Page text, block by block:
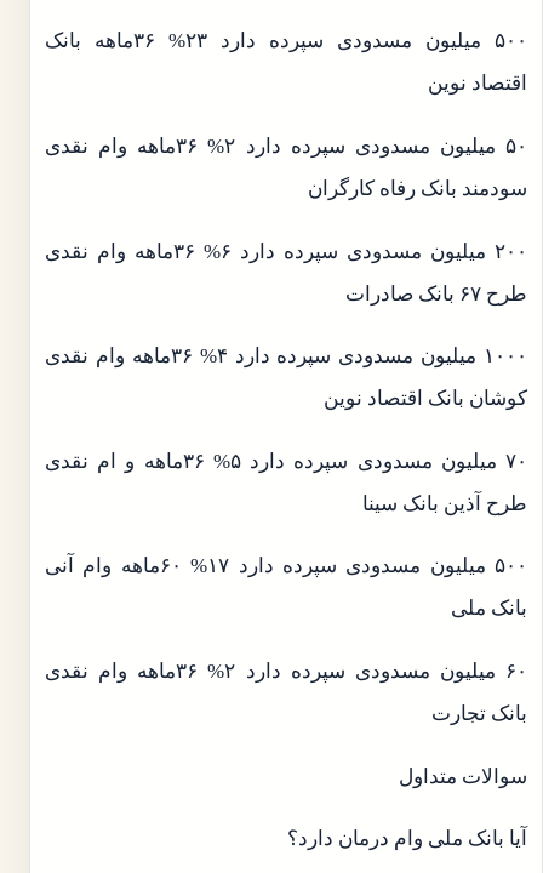
۵۰۰ میلیون مسدودی سپرده دارد ۲۳% ۳۶ماهه بانک
اقتصاد نوین
۵۰ میلیون مسدودی سپرده دارد ۲% ۳۶ماهه وام نقدی
سودمند بانک رفاه کارگران
۲۰۰ میلیون مسدودی سپرده دارد ۶% ۳۶ماهه وام نقدی
طرح ۶۷ بانک صادرات
۱۰۰۰ میلیون مسدودی سپرده دارد ۴% ۳۶ماهه وام نقدی
کوشان بانک اقتصاد نوین
۷۰ میلیون مسدودی سپرده دارد ۵% ۳۶ماهه و ام نقدی
طرح آذین بانک سینا
۵۰۰ میلیون مسدودی سپرده دارد ۱۷% ۶۰ماهه وام آنی
بانک ملی
۶۰ میلیون مسدودی سپرده دارد ۲% ۳۶ماهه وام نقدی
بانک تجارت
سوالات متداول
آیا بانک ملی وام درمان دارد؟